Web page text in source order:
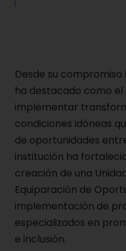
Desde su compromiso
ha destacado como
implementar
condiciones idóneas
de oportunidades
institución ha
creación de una
Equiparación de
implementación de
especializados en
e inclusión.